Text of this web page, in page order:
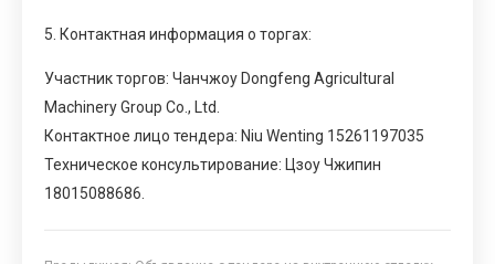
5. Контактная информация о торгах:
Участник торгов: Чанчжоу Dongfeng Agricultural
Machinery Group Co., Ltd.
Контактное лицо тендера: Niu Wenting 15261197035
Техническое консультирование: Цзоу Чжипин
18015088686.